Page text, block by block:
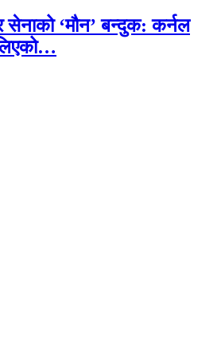
सेनाको ‘मौन’ बन्दुक: कर्नल